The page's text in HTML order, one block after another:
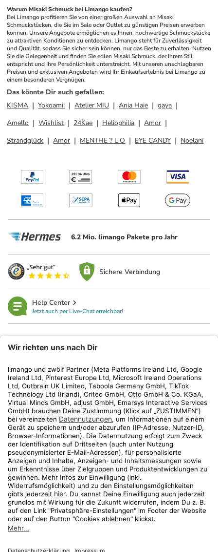
Warum Misaki Schmuck bei Limango kaufen?
Bei Limango profitieren Sie von einer großen Auswahl an Misaki
Schmuckstücken, die Sie im Sale oder Outlet zu günstigen Preisen erwerben
können. Unsere Angebote ermöglichen es Ihnen, hochwertige Schmuckstücke
zu attraktiven Konditionen zu entdecken. Limango steht für Zuverlässigkeit
und Qualität, sodass Sie sicher sein können, nur das Beste zu erhalten. Nutzen
Sie die Gelegenheit und finden Sie edlen Misaki Schmuck, der Ihrem Stil
entspricht und Ihre Persönlichkeit unterstreicht. Mit unseren unschlagbaren
Preisen und exklusiven Angeboten wird Ihr Einkaufserlebnis bei Limango zu
einem besonderen Vergnügen.
Das könnte Dir auch gefallen:
KISMA
Yokoamii Atelier MIU Ania Haie
gaya
Amello
Wishlist 24Kae Heliophilia
Amor
Strandglück
Amor MENTHE ? L'O EYE CANDY Noelani
6.2 Mio. limango Pakete pro Jahr
Sichere Verbindung
Help Center
Jetzt auch per Live-Chat erreichbar!
Kundenservice
Shop
Aktionen
Travel